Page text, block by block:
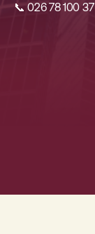
📞 026 78 100 37